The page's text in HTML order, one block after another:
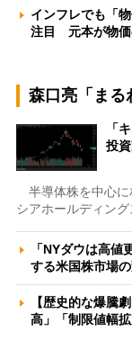
インフレでも「
注目 元本が物
森口亮「まる
「
投
半導体株を中心に
シアホールディン
「NYダウは高
する米国株市場
【歴史的な爆騰
高」「制限値幅